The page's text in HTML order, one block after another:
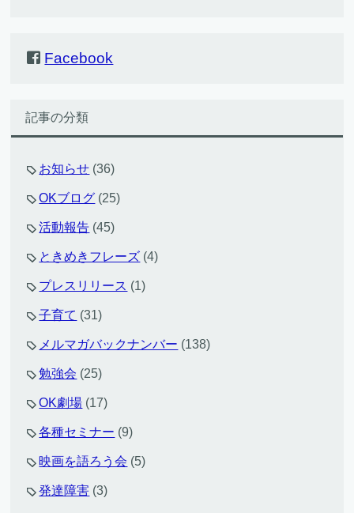
Facebook
記事の分類
お知らせ (36)
OKブログ (25)
活動報告 (45)
ときめきフレーズ (4)
プレスリリース (1)
子育て (31)
メルマガバックナンバー (138)
勉強会 (25)
OK劇場 (17)
各種セミナー (9)
映画を語ろう会 (5)
発達障害 (3)